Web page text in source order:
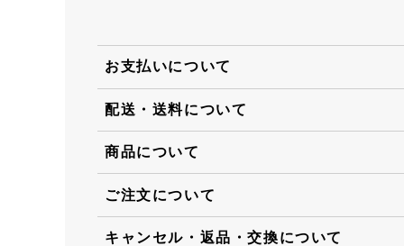
お支払いについて
配送・送料について
商品について
ご注文について
キャンセル・返品・交換について